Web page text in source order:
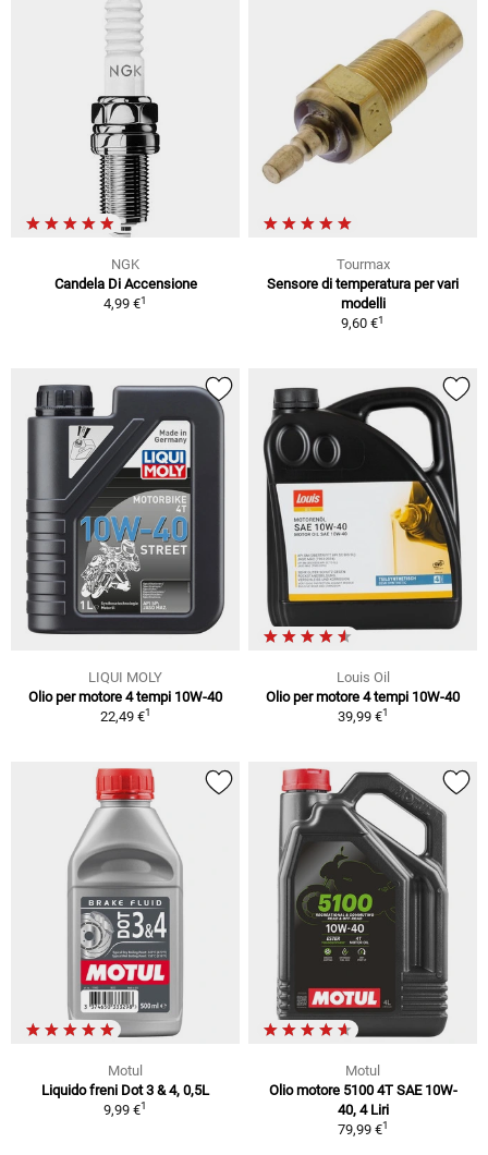
NGK
Candela Di Accensione
4,99 €1
Tourmax
Sensore di temperatura per vari
modelli
9,60 €1
LIQUI MOLY
Olio per motore 4 tempi 10W-40
22,49 €1
Louis Oil
Olio per motore 4 tempi 10W-40
39,99 €1
Motul
Liquido freni Dot 3 & 4, 0,5L
9,99 €1
Motul
Olio motore 5100 4T SAE 10W-
40, 4 Liri
79,99 €1